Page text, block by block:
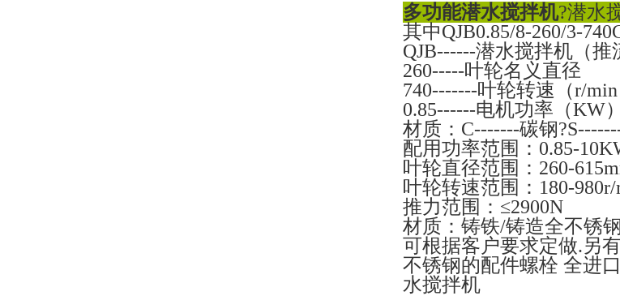
多功能潜水搅拌机?潜水
其中QJB0.85/8-260/3-
QJB------潜水搅拌机（
260-----叶轮名义直径
740-------叶轮转速（r/min
0.85------电机功率（KW）
材质：C-------碳钢
配用功率范围：0.85-
叶轮直径范围：260-
叶轮转速范围：180-980r/
推力范围：≤2900N
材质：铸铁/铸造全不锈钢
可根据客户要求定做.另
不锈钢的配件螺栓 全进
水搅拌机